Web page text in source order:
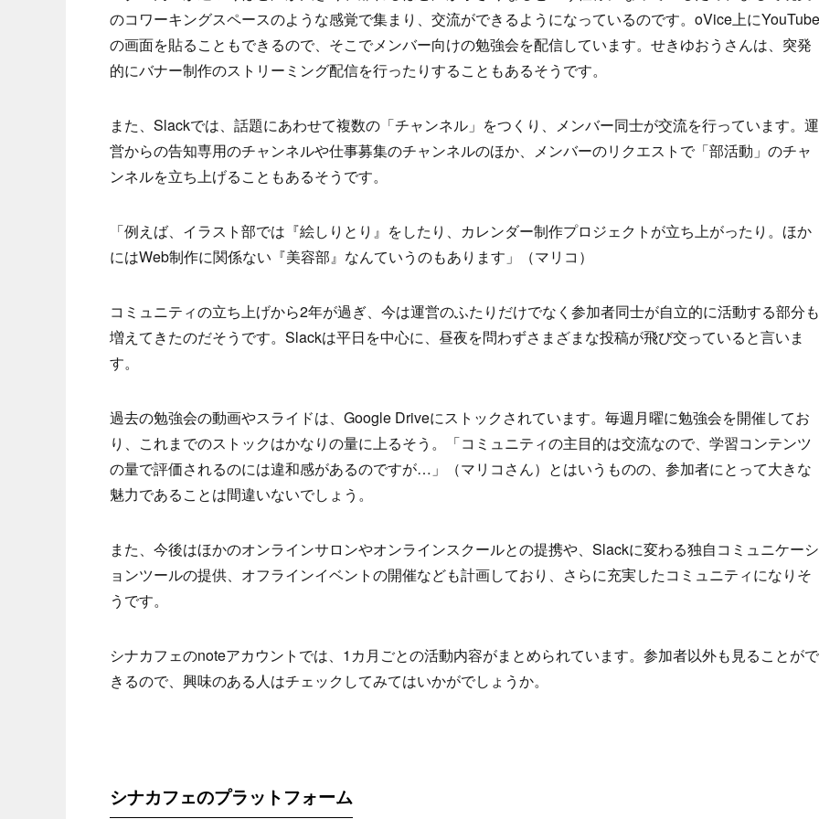
のコワーキングスペースのような感覚で集まり、交流ができるようになっているのです。oVice上にYouTube
の画面を貼ることもできるので、そこでメンバー向けの勉強会を配信しています。せきゆおうさんは、突発
的にバナー制作のストリーミング配信を行ったりすることもあるそうです。
また、Slackでは、話題にあわせて複数の「チャンネル」をつくり、メンバー同士が交流を行っています。運
営からの告知専用のチャンネルや仕事募集のチャンネルのほか、メンバーのリクエストで「部活動」のチャ
ンネルを立ち上げることもあるそうです。
「例えば、イラスト部では『絵しりとり』をしたり、カレンダー制作プロジェクトが立ち上がったり。ほか
にはWeb制作に関係ない『美容部』なんていうのもあります」（マリコ）
コミュニティの立ち上げから2年が過ぎ、今は運営のふたりだけでなく参加者同士が自立的に活動する部分も
増えてきたのだそうです。Slackは平日を中心に、昼夜を問わずさまざまな投稿が飛び交っていると言いま
す。
過去の勉強会の動画やスライドは、Google Driveにストックされています。毎週月曜に勉強会を開催してお
り、これまでのストックはかなりの量に上るそう。「コミュニティの主目的は交流なので、学習コンテンツ
の量で評価されるのには違和感があるのですが…」（マリコさん）とはいうものの、参加者にとって大きな
魅力であることは間違いないでしょう。
また、今後はほかのオンラインサロンやオンラインスクールとの提携や、Slackに変わる独自コミュニケーシ
ョンツールの提供、オフラインイベントの開催なども計画しており、さらに充実したコミュニティになりそ
うです。
シナカフェのnoteアカウントでは、1カ月ごとの活動内容がまとめられています。参加者以外も見ることがで
きるので、興味のある人はチェックしてみてはいかがでしょうか。
シナカフェのプラットフォーム